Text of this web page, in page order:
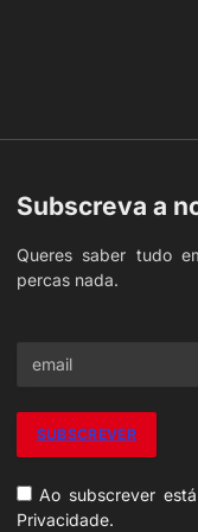
Subscreva a
Queres saber tudo
percas nada.
Ao subscrever
Privacidade.